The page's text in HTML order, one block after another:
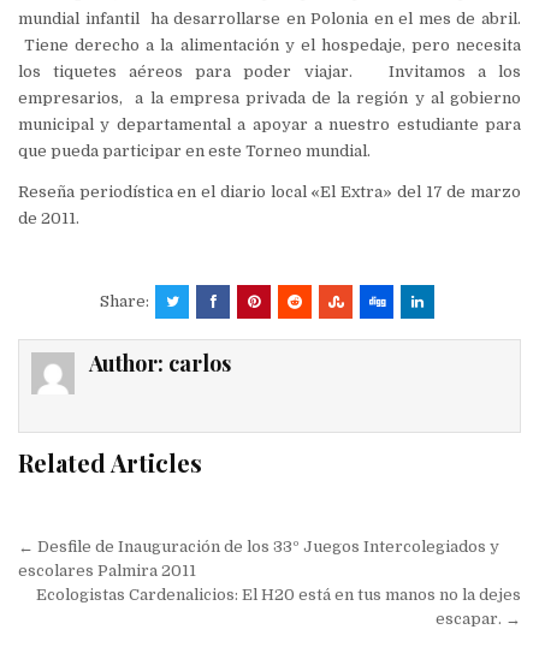
mundial infantil ha desarrollarse en Polonia en el mes de abril.
Tiene derecho a la alimentación y el hospedaje, pero necesita
los tiquetes aéreos para poder viajar. Invitamos a los
empresarios, a la empresa privada de la región y al gobierno
municipal y departamental a apoyar a nuestro estudiante para
que pueda participar en este Torneo mundial.
Reseña periodística en el diario local «El Extra» del 17 de marzo
de 2011.
Share:
Author: carlos
Related Articles
Navegación
de
entradas
← Desfile de Inauguración de los 33º Juegos Intercolegiados y
escolares Palmira 2011
Ecologistas Cardenalicios: El H20 está en tus manos no la dejes
escapar. →